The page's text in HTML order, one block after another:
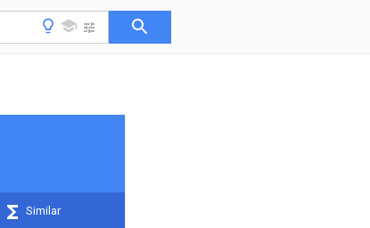
Similar